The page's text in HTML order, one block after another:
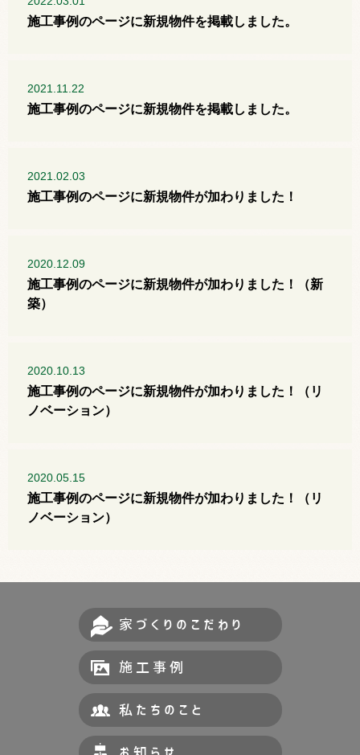
施工事例のページに新規物件を掲載しました。
2021.11.22
施工事例のページに新規物件を掲載しました。
2021.02.03
施工事例のページに新規物件が加わりました！
2020.12.09
施工事例のページに新規物件が加わりました！（新
築）
2020.10.13
施工事例のページに新規物件が加わりました！（リ
ノベーション）
2020.05.15
施工事例のページに新規物件が加わりました！（リ
ノベーション）
家づくりのこだわり
施工事例
私たちのこと
お知らせ